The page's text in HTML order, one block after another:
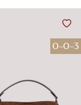
0-0-3